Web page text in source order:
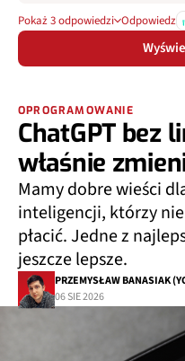
Pokaż 3 odpowiedzi Odpowiedz
OPROGRAMOWANIE
ChatGPT bez
właśnie
Mamy dobre wieści
inteligencji, którzy
płacić. Jedne z
jeszcze lepsze.
PRZEMYSŁAW BANASIAK
06 SIE 2026